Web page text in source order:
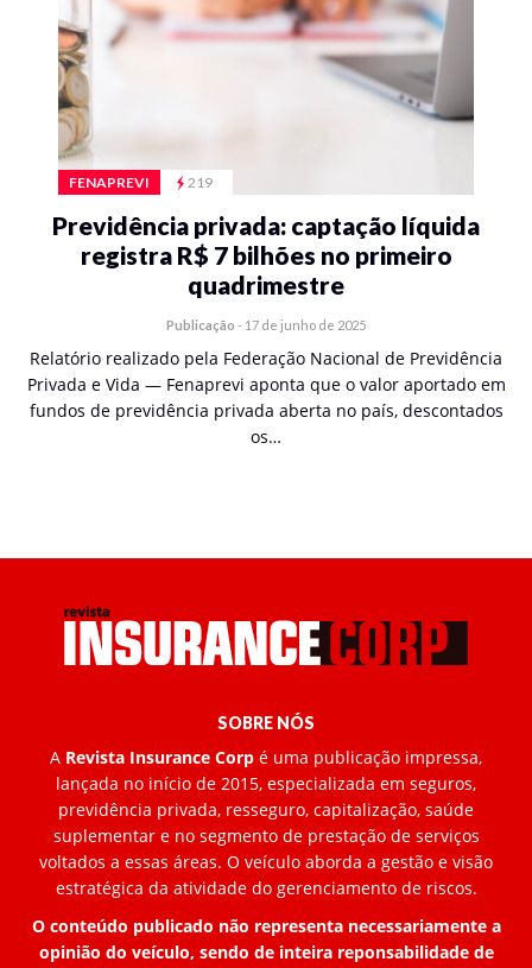
FENAPREVI 219
Previdência privada: captação líquida
registra R$ 7 bilhões no primeiro
quadrimestre
Publicação - 17 de junho de 2025
Relatório realizado pela Federação Nacional de Previdência
Privada e Vida — Fenaprevi aponta que o valor aportado em
fundos de previdência privada aberta no país, descontados
os…
SOBRE NÓS
A Revista Insurance Corp é uma publicação impressa,
lançada no início de 2015, especializada em seguros,
previdência privada, resseguro, capitalização, saúde
suplementar e no segmento de prestação de serviços
voltados a essas áreas. O veículo aborda a gestão e visão
estratégica da atividade do gerenciamento de riscos.
O conteúdo publicado não representa necessariamente a
opinião do veículo, sendo de inteira reponsabilidade de